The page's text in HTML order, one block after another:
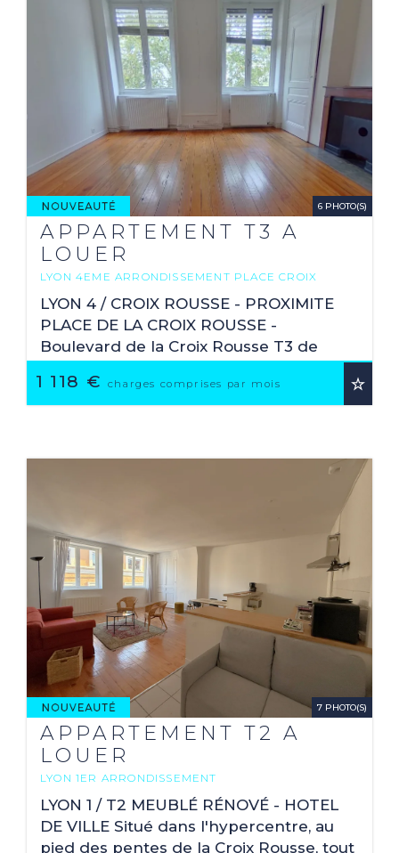
6 PHOTO(S)
APPARTEMENT T3 A
LOUER
LYON 4EME ARRONDISSEMENT PLACE CROIX
ROUSSE-AUSTERLITZ
68.57 M2
1 118 € charges comprises par mois
LYON 4 / CROIX ROUSSE - PROXIMITE
PLACE DE LA CROIX ROUSSE -
Boulevard de la Croix Rousse T3 de
ascenseur, dans un bel immeuble
ancien, type Canut. Il se compose ...
7 PHOTO(S)
APPARTEMENT T2 A
LOUER
LYON 1ER ARRONDISSEMENT
61.81 M 2
LYON 1 / T2 MEUBLÉ RÉNOVÉ - HOTEL
DE VILLE Situé dans l'hypercentre, au
pied des pentes de la Croix Rousse, tout